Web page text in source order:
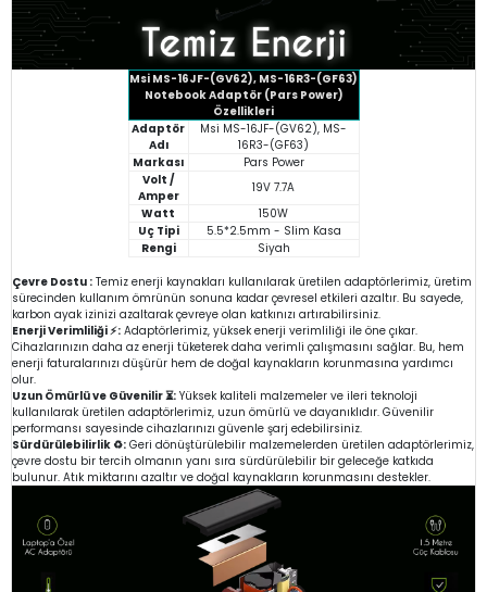
Msi MS-16JF-(GV62), MS-16R3-(GF63)
Notebook Adaptör (Pars Power)
Özellikleri
Adaptör
Adı
Msi MS-16JF-(GV62), MS-
16R3-(GF63)
Markası
Pars Power
Volt /
Amper
19V 7.7A
Watt
150W
Uç Tipi
5.5*2.5mm - Slim Kasa
Rengi
Siyah
Çevre Dostu : Temiz enerji kaynakları kullanılarak üretilen adaptörlerimiz, üretim
sürecinden kullanım ömrünün sonuna kadar çevresel etkileri azaltır. Bu sayede,
karbon ayak izinizi azaltarak çevreye olan katkınızı artırabilirsiniz.
Enerji Verimliliği ⚡: Adaptörlerimiz, yüksek enerji verimliliği ile öne çıkar.
Cihazlarınızın daha az enerji tüketerek daha verimli çalışmasını sağlar. Bu, hem
enerji faturalarınızı düşürür hem de doğal kaynakların korunmasına yardımcı
olur.
Uzun Ömürlü ve Güvenilir ⏳: Yüksek kaliteli malzemeler ve ileri teknoloji
kullanılarak üretilen adaptörlerimiz, uzun ömürlü ve dayanıklıdır. Güvenilir
performansı sayesinde cihazlarınızı güvenle şarj edebilirsiniz.
Sürdürülebilirlik ♻️: Geri dönüştürülebilir malzemelerden üretilen adaptörlerimiz,
çevre dostu bir tercih olmanın yanı sıra sürdürülebilir bir geleceğe katkıda
bulunur. Atık miktarını azaltır ve doğal kaynakların korunmasını destekler.